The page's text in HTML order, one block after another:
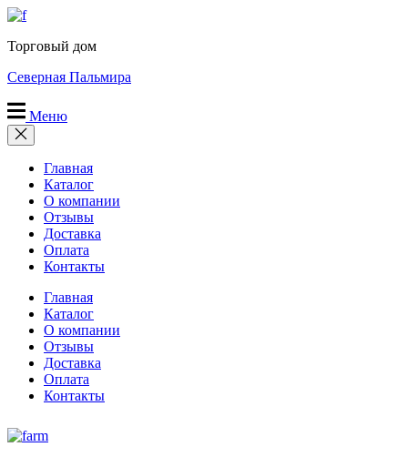
Перейти
содержимому
Торговый дом
Северная Пальмира
Меню
Главная
Каталог
О компании
Отзывы
Доставка
Оплата
Контакты
Главная
Каталог
О компании
Отзывы
Доставка
Оплата
Контакты